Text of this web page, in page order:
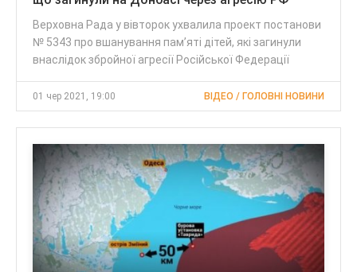
Верховна Рада у вівторок ухвалила проект постанови
№ 5343 про вшанування пам’яті дітей, які загинули
внаслідок збройної агресії Російської Федерації
01 чер 2021, 19:00 ВІДЕО / ГОЛОВНІ НОВИНИ